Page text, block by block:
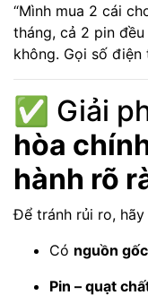
“Mình mua 2 cái
tháng, cả 2 pin
không. Gọi số điện
✅ Giải
hòa
hành rõ
Để tránh rủi ro, hãy
Có nguồn
Pin – quạt